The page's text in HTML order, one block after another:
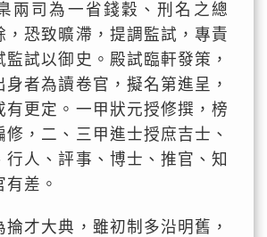
兩司為一省錢穀、刑名之總
，恐致曠滯，提調監試，專責
監試以御史。殿試臨軒發策，
身者為讀卷官，擬名第進呈，
有更定。一甲狀元授修撰，榜
修，二、三甲進士授庶吉士、
行人、評事、博士、推官、知
差。
掄才大典，雖初制多沿明舊，